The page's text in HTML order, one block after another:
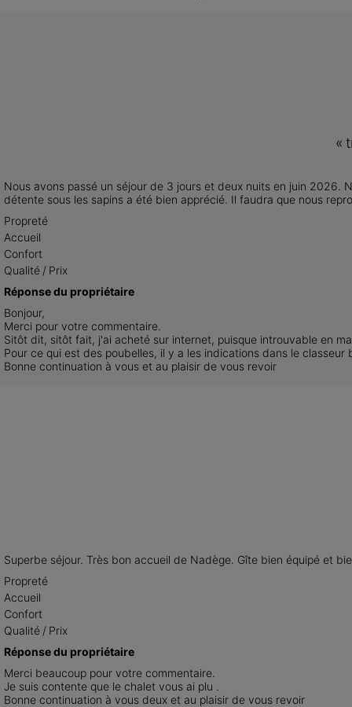
«
Nous avons passé un séjour de 3 jours et deux nuits en juin 2026.
détente sous les sapins a été bien apprécié. Il faudra que nous
Propreté
Accueil
Confort
Qualité / Prix
Réponse du propriétaire
Bonjour,
Merci pour votre commentaire.
Sitôt dit, sitôt fait, j'ai acheté sur internet, puisque introuvable en
Pour ce qui est des poubelles, il y a les indications dans le
Bonne continuation à vous et au plaisir de vous revoir
Superbe séjour. Très bon accueil de Nadège. Gîte bien équipé et
Propreté
Accueil
Confort
Qualité / Prix
Réponse du propriétaire
Merci beaucoup pour votre commentaire.
Je suis contente que le chalet vous ai plu .
Bonne continuation à vous deux et au plaisir de vous revoir